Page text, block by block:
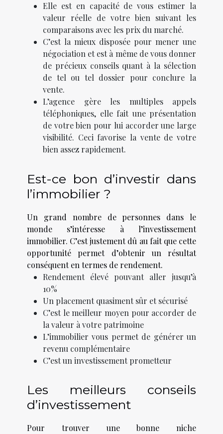
Elle est en capacité de vous estimer la
valeur réelle de votre bien suivant les
comparaisons avec les prix du marché.
C’est la mieux disposée pour mener une
négociation et est à même de vous donner
de précieux conseils quant à la sélection
de tel ou tel dossier pour conclure la
vente.
L’agence gère les multiples appels
téléphoniques, elle fait une présentation
de votre bien pour lui accorder une large
visibilité. Ceci favorise la vente de votre
bien assez rapidement.
Est-ce bon d’investir dans
l’immobilier ?
Un grand nombre de personnes dans le
monde s’intéresse à l’investissement
immobilier. C’est justement dû au fait que cette
opportunité permet d’obtenir un résultat
conséquent en termes de rendement.
Rendement élevé pouvant aller jusqu’à
10%
Un placement quasiment sûr et sécurisé
C’est le meilleur moyen pour accorder de
la valeur à votre patrimoine
L’immobilier vous permet de générer un
revenu complémentaire
C’est un investissement prometteur
Les meilleurs conseils
d’investissement
Pour trouver une bonne niche